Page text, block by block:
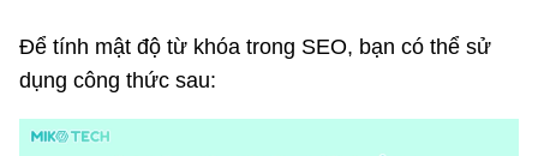
Để tính mật độ từ khóa trong SEO, bạn có thể sử
dụng công thức sau: